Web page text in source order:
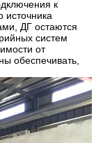
к
источника
ДГ остаются
систем
от
обеспечивать,